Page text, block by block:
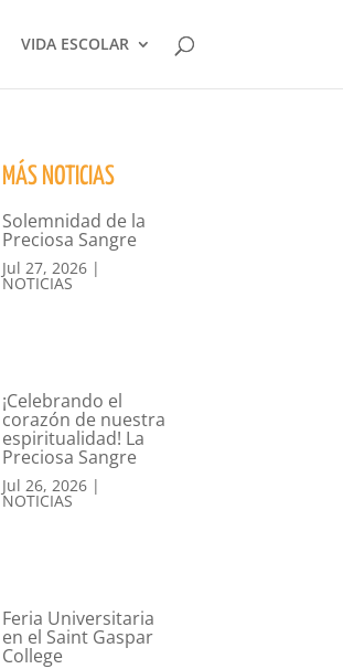
VIDA ESCOLAR
MÁS NOTICIAS
Solemnidad de la
Preciosa Sangre
Jul 27, 2026|
NOTICIAS
¡Celebrando el
corazón de nuestra
espiritualidad! La
Preciosa Sangre
Jul 26, 2026|
NOTICIAS
Feria Universitaria
en el Saint Gaspar
College